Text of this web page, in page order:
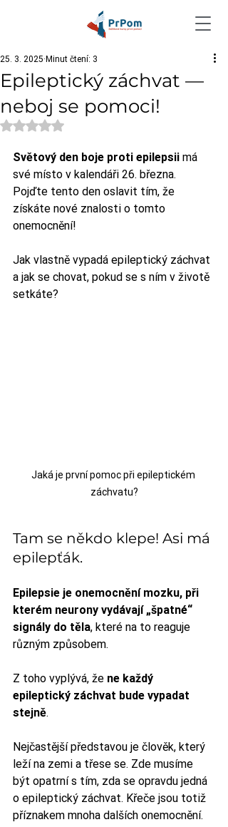
Epileptický záchvat —
neboj se pomoci!
25. 3. 2025 Minut čtení: 3
Hodnoceno NaN z 5 hvězdiček.
Světový den boje proti epilepsii má
své místo v kalendáři 26. března.
Pojďte tento den oslavit tím, že
získáte nové znalosti o tomto
onemocnění!
Jak vlastně vypadá epileptický záchvat
a jak se chovat, pokud se s ním v životě
setkáte?
Jaká je první pomoc při epileptickém
záchvatu?
Tam se někdo klepe! Asi má
epilepťák.
Epilepsie je onemocnění mozku, při
kterém neurony vydávají „špatné“
signály do těla, které na to reaguje
různým způsobem.
Z toho vyplývá, že ne každý
epileptický záchvat bude vypadat
stejně.
Nejčastější představou je člověk, který
leží na zemi a třese se. Zde musíme
být opatrní s tím, zda se opravdu jedná
o epileptický záchvat. Křeče jsou totiž
příznakem mnoha dalších onemocnění.